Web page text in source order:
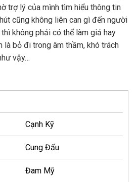
trợ lý của mình tìm hiểu thông tin
cũng không liên can gì đến người
không phải có thể làm giả hay
là bỏ đi trong âm thầm, khó trách
vậy…
Cạnh Kỹ
Cung Đấu
Đam Mỹ